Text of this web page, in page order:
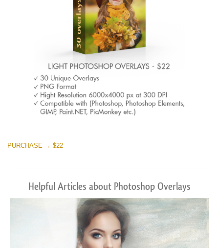
PURCHASE → $22
Helpful Articles about Photoshop Overlays